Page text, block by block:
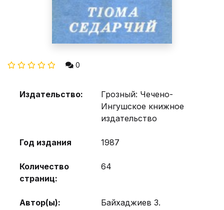
0
Издательство:
Грозный: Чечено-
Ингушское книжное
издательство
Год издания 1987
Количество
страниц:
64
Автор(ы): Байхаджиев З.